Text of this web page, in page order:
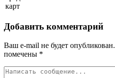
карт
Добавить комментарий
Ваш e-mail не будет опубликован.
помечены *